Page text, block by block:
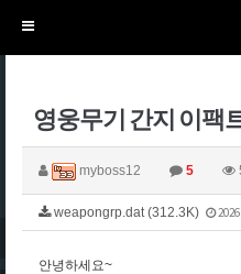
Toggle
영웅무기 간지 이팩
myboss12 5
weapongrp.dat (312.3K)
안녕하세요~